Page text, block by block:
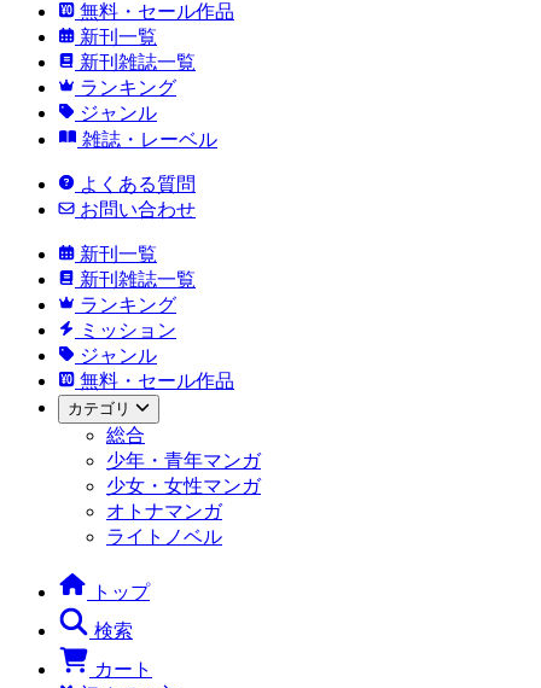
無料・セール作品
新刊一覧
新刊雑誌一覧
ランキング
ジャンル
雑誌・レーベル
よくある質問
お問い合わせ
新刊一覧
新刊雑誌一覧
ランキング
ミッション
ジャンル
無料・セール作品
カテゴリ
総合
少年・青年マンガ
少女・女性マンガ
オトナマンガ
ライトノベル
トップ
検索
カート